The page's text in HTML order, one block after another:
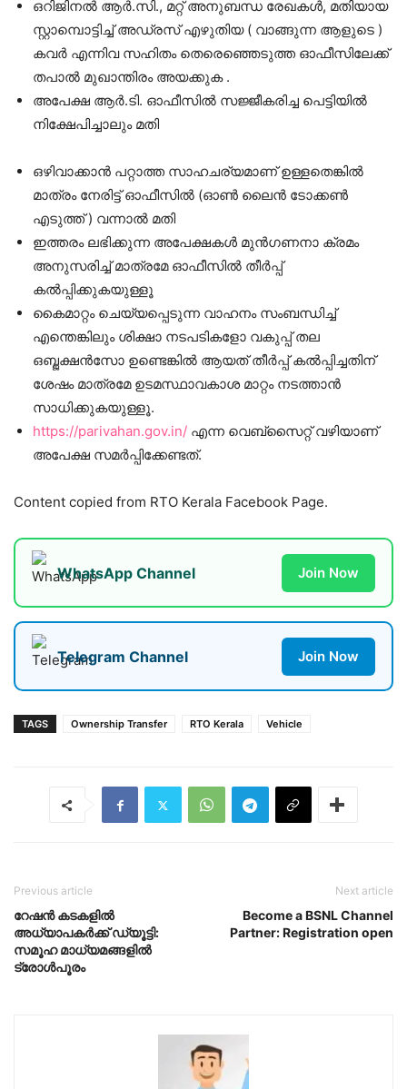
ഒറിജിനൽ ആർ.സി., മറ്റ് അനുബന്ധ രേഖകൾ, മതിയായ
സ്റ്റാമ്പൊട്ടിച്ച് അഡ്രസ് എഴുതിയ ( വാങ്ങുന്ന ആളുടെ )
കവർ എന്നിവ സഹിതം തെരെഞ്ഞെടുത്ത ഓഫീസിലേക്ക്
തപാൽ മുഖാന്തിരം അയക്കുക .
അപേക്ഷ ആർ.ടി. ഓഫീസിൽ സജ്ജീകരിച്ച പെട്ടിയിൽ
നിക്ഷേപിച്ചാലും മതി
ഒഴിവാക്കാൻ പറ്റാത്ത സാഹചര്യമാണ് ഉള്ളതെങ്കിൽ
മാത്രം നേരിട്ട് ഓഫീസിൽ (ഓൺ ലൈൻ ടോക്കൺ
എടുത്ത് ) വന്നാൽ മതി
ഇത്തരം ലഭിക്കുന്ന അപേക്ഷകൾ മുൻഗണനാ ക്രമം
അനുസരിച്ച് മാത്രമേ ഓഫീസിൽ തീർപ്പ്
കൽപ്പിക്കുകയുള്ളൂ
കൈമാറ്റം ചെയ്യപ്പെടുന്ന വാഹനം സംബന്ധിച്ച്
എന്തെങ്കിലും ശിക്ഷാ നടപടികളോ വകുപ്പ് തല
ഒബ്ജക്ഷൻസോ ഉണ്ടെങ്കിൽ ആയത് തീർപ്പ് കൽപ്പിച്ചതിന്
ശേഷം മാത്രമേ ഉടമസ്ഥാവകാശ മാറ്റം നടത്താൻ
സാധിക്കുകയുള്ളൂ.
https://parivahan.gov.in/ എന്ന വെബ്സൈറ്റ് വഴിയാണ്
അപേക്ഷ സമർപ്പിക്കേണ്ടത്.
Content copied from RTO Kerala Facebook Page.
WhatsApp Channel Join Now
Telegram Channel Join Now
TAGS Ownership Transfer RTO Kerala Vehicle
Previous article
റേഷന്‍ കടകളില്‍
അധ്യാപകര്‍ക്ക് ഡ്യൂട്ടി:
സമൂഹ മാധ്യമങ്ങളില്‍
ട്രോള്‍പൂരം
Next article
Become a BSNL Channel
Partner: Registration open